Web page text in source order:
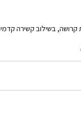
קרושה, בשילוב קשירה